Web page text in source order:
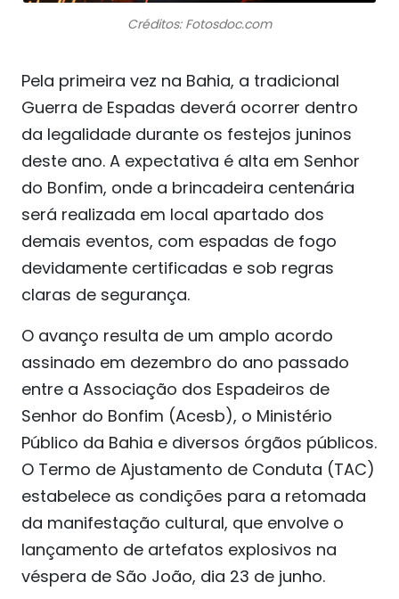
Créditos: Fotosdoc.com
Pela primeira vez na Bahia, a tradicional
Guerra de Espadas deverá ocorrer dentro
da legalidade durante os festejos juninos
deste ano. A expectativa é alta em Senhor
do Bonfim, onde a brincadeira centenária
será realizada em local apartado dos
demais eventos, com espadas de fogo
devidamente certificadas e sob regras
claras de segurança.
O avanço resulta de um amplo acordo
assinado em dezembro do ano passado
entre a Associação dos Espadeiros de
Senhor do Bonfim (Acesb), o Ministério
Público da Bahia e diversos órgãos públicos.
O Termo de Ajustamento de Conduta (TAC)
estabelece as condições para a retomada
da manifestação cultural, que envolve o
lançamento de artefatos explosivos na
véspera de São João, dia 23 de junho.